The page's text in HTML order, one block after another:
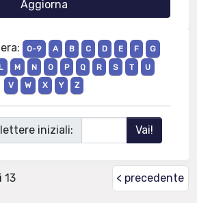
0-9 A B C D E F
G
M N O P Q R S T
U
V
W X Y Z
iniziali:
13 < precedente